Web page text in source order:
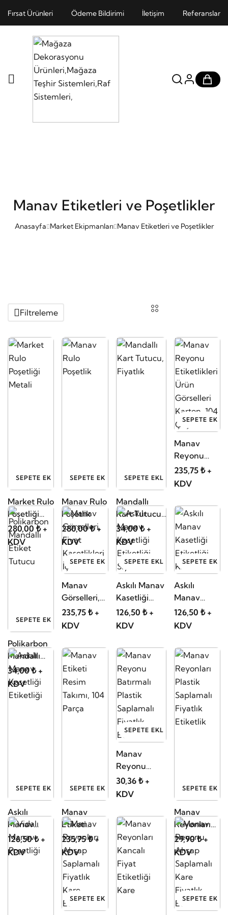
Fırsat Ürünleri Ödeme Bildirimi İletişim Referanslar
Manav Etiketleri ve Poşetlikler
Anasayfa Market Ekipmanları Manav Etiketleri ve Poşetlikler
Filtreleme
SEPETE EKLE
Market Rulo
Poşetliği
Metali
280,00 ₺ +
KDV
SEPETE EKLE
Manav Rulo
Poşetlik
280,00 ₺ +
KDV
SEPETE EKLE
Mandallı
Kart Tutucu,
Fiyatlık
34,00 ₺ +
KDV
SEPETE EKLE
Manav
Reyonu
Etiketlikleri
Ürün
Karton, 104
Çeşit
235,75 ₺ +
KDV
SEPETE EKLE
Polikarbon
Mandallı
Etiket
Tutucu
34,00 ₺ +
KDV
SEPETE EKLE
Manav
Görselleri,
Fiyat
Kasetlikleri
235,75 ₺ +
KDV
SEPETE EKLE
Askılı Manav
Kasetliği
Etiketliği ,
Siyah
126,50 ₺ +
KDV
SEPETE EKLE
Askılı
Manav
Kasetliği
Etiketliği ,
126,50 ₺ +
KDV
SEPETE EKLE
Askılı
Manav
Kasetliği
Etiketliği
126,50 ₺ +
KDV
SEPETE EKLE
Manav
Etiketi
Resim
Takımı, 104
Parça
235,75 ₺ +
KDV
SEPETE EKLE
Manav
Reyonu
Batırmalı
Plastik
Fiyatlık
Etiketlik
30,36 ₺ +
KDV
SEPETE EKLE
Manav
Reyonları
Plastik
Saplamalı
Fiyatlık
Etiketlik
29,90 ₺ +
KDV
SEPETE EKLE SEPETE EKLE